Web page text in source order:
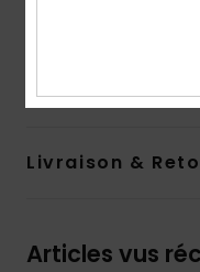
Livraison &
Articles vus